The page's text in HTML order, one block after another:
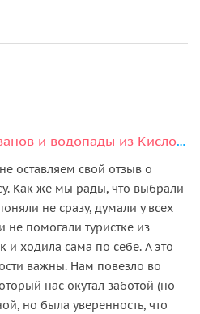
Джилы-Су, Долина нарзанов и водопады из Кисловодска
оставляем свой отзыв о
Как же мы рады, что выбрали
не сразу, думали у всех
не помогали туристке из
и ходила сама по себе. А это
важны. Нам повезло во
нас окутал заботой (но
но была уверенность, что